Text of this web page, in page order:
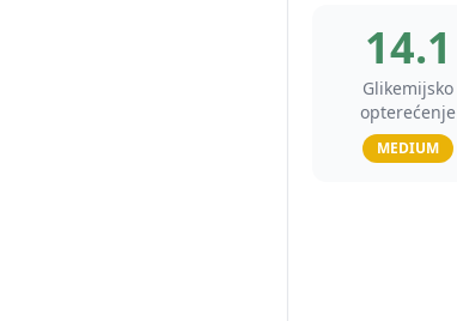
14.1
Glikemijsko
opterećenje
MEDIUM